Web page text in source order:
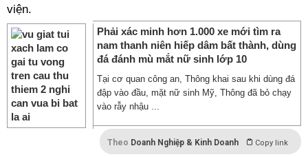
viện.
Phải xác minh hơn 1.000 xe mới tìm ra
nam thanh niên hiếp dâm bất thành, dùng
đá đánh mù mắt nữ sinh lớp 10
Tại cơ quan công an, Thông khai sau khi dùng đá
đập vào đầu, mặt nữ sinh Mỹ, Thông đã bỏ chạy
vào rẫy nhậu ...
Theo Doanh Nghiệp & Kinh Doanh Copy link